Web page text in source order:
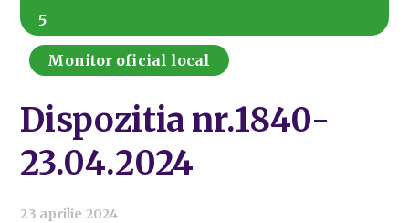
5
Monitor oficial local
Dispozitia nr.1840-
23.04.2024
23 aprilie 2024